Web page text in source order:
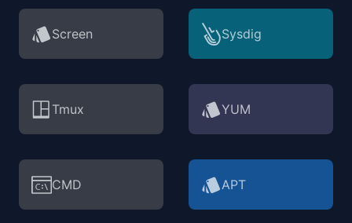
Screen Sysdig
Tmux YUM
CMD APT